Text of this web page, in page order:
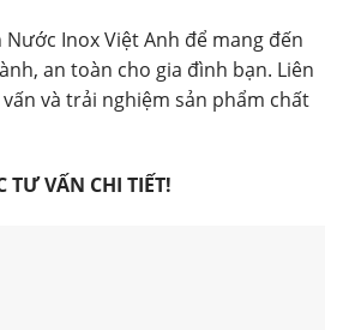
Inox Việt Anh để mang đến
an toàn cho gia đình bạn. Liên
và trải nghiệm sản phẩm chất
VẤN CHI TIẾT!